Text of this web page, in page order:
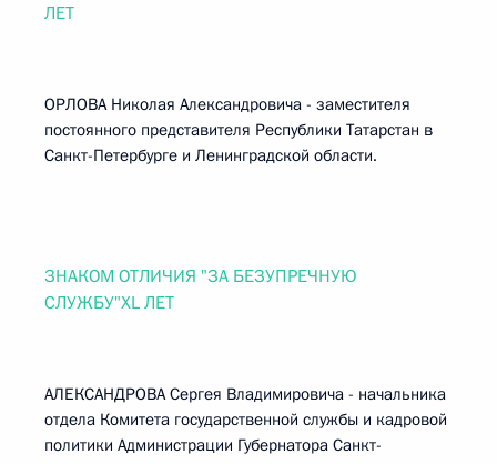
ЛЕТ
ОРЛОВА Николая Александровича - заместителя
постоянного представителя Республики Татарстан в
Санкт-Петербурге и Ленинградской области.
ЗНАКОМ ОТЛИЧИЯ "ЗА БЕЗУПРЕЧНУЮ
СЛУЖБУ"XL ЛЕТ
АЛЕКСАНДРОВА Сергея Владимировича - начальника
отдела Комитета государственной службы и кадровой
политики Администрации Губернатора Санкт-